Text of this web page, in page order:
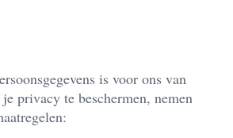
is voor ons van
privacy te beschermen, nemen